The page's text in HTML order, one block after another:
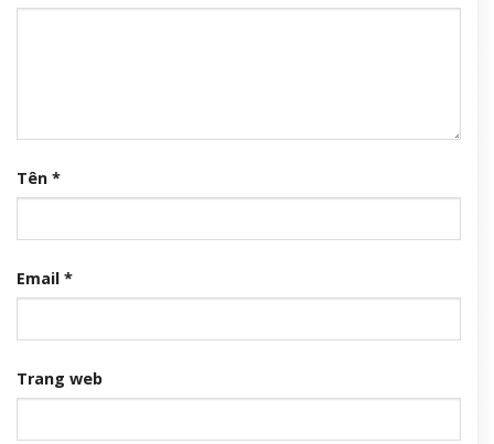
Tên *
Email *
Trang web